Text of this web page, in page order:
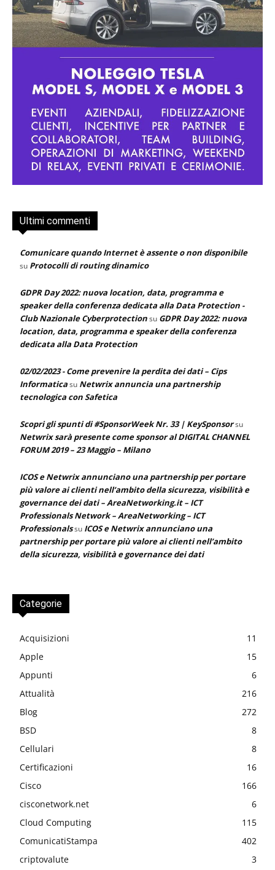
Ultimi commenti
Comunicare quando Internet è assente o non disponibile
su Protocolli di routing dinamico
GDPR Day 2022: nuova location, data, programma e
speaker della conferenza dedicata alla Data Protection -
Club Nazionale Cyberprotectionsu GDPR Day 2022: nuova
location, data, programma e speaker della conferenza
dedicata alla Data Protection
02/02/2023 - Come prevenire la perdita dei dati – Cips
Informaticasu Netwrix annuncia una partnership
tecnologica con Safetica
Scopri gli spunti di #SponsorWeek Nr. 33 | KeySponsorsu
Netwrix sarà presente come sponsor al DIGITAL CHANNEL
FORUM 2019 – 23 Maggio – Milano
ICOS e Netwrix annunciano una partnership per portare
più valore ai clienti nell’ambito della sicurezza, visibilità e
governance dei dati – AreaNetworking.it – ICT
Professionals Network – AreaNetworking – ICT
Professionalssu ICOS e Netwrix annunciano una
partnership per portare più valore ai clienti nell’ambito
della sicurezza, visibilità e governance dei dati
Categorie
Acquisizioni
11
Apple
15
Appunti
6
Attualità
216
Blog
272
BSD
8
Cellulari
8
Certificazioni
16
Cisco
166
cisconetwork.net
6
Cloud Computing
115
ComunicatiStampa
402
criptovalute
3